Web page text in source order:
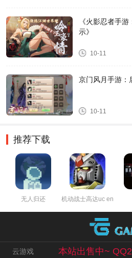
《火影忍者手
示》
10-11
京门风月手游：
10-11
推荐下载
无人归还 机动战士高达uc engage
云游戏 本站出售中~